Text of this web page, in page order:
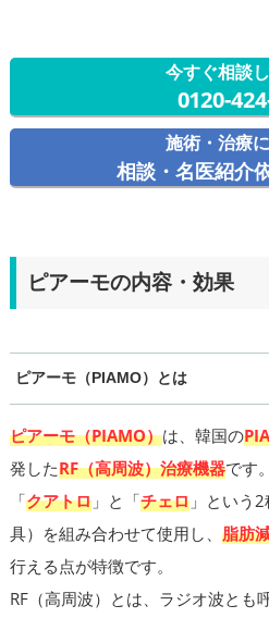
今すぐ相談
0120-
施術・治療
相談・名医紹介
ピアーモの内容・効果
ピアーモ（PIAMO）とは
ピアーモ（PIAMO）は、韓国の
発したRF（高周波）治療機器です。
「クアトロ」と「チェロ」という2
具）を組み合わせて使用し、 脂肪
行える点が特徴です。
RF（高周波）とは、ラジオ波とも